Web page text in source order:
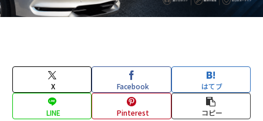
X Facebook はてブ
LINE Pinterest コピー